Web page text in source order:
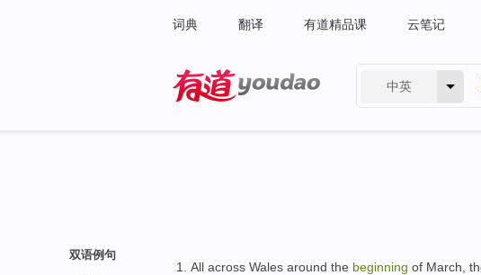
词典 翻译 有道精品课 云笔记
中英
双语例句
All across Wales around the beginning of March ,